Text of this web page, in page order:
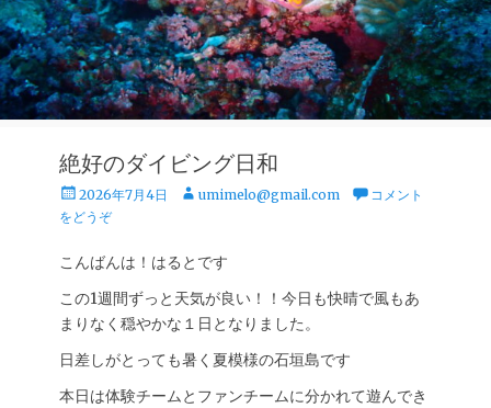
絶好のダイビング日和
投
稿
2026年7月4日
投 umimelo@gmail.com
コメント
をどうぞ
こんばんは！はるとです
この1週間ずっと天気が良い！！今日も快晴で風もあ
まりなく穏やかな１日となりました。
日差しがとっても暑く夏模様の石垣島です
本日は体験チームとファンチームに分かれて遊んでき